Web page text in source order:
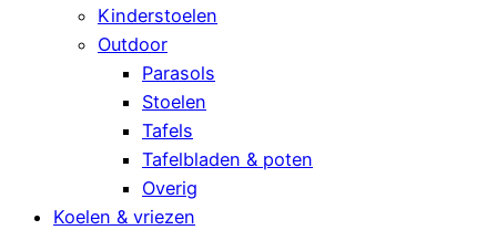
Kinderstoelen
Outdoor
Parasols
Stoelen
Tafels
Tafelbladen & poten
Overig
Koelen & vriezen